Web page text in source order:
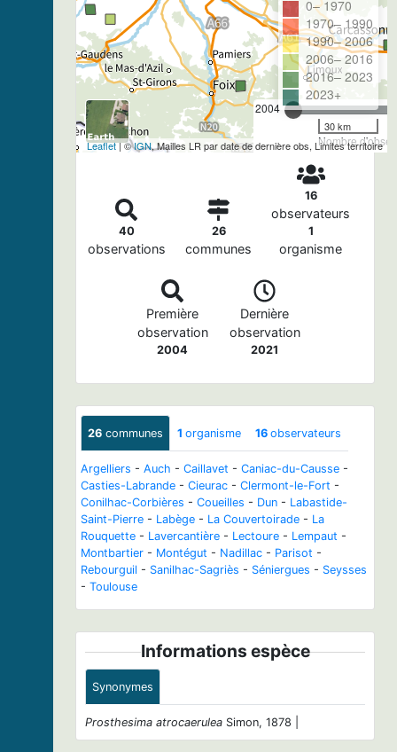
2004
Nombre
0– 1970
1970– 1990
1990– 2006
2006– 2016
2016– 2023
2023+
30 km
Leaflet| ©IGN, Mailles LR par date de dernière obs, Limites territoire
40
observations
26
communes
16
observateurs
1
organisme
Première
observation
2004
Dernière
observation
2021
26 communes 1 organisme 16 observateurs
Argelliers - Auch - Caillavet - Caniac-du-Causse -
Casties-Labrande - Cieurac - Clermont-le-Fort -
Conilhac-Corbières - Coueilles - Dun - Labastide-
Saint-Pierre - Labège - La Couvertoirade - La
Rouquette - Lavercantière - Lectoure - Lempaut -
Montbartier - Montégut - Nadillac - Parisot -
Rebourguil - Sanilhac-Sagriès - Séniergues - Seysses
- Toulouse
Informations espèce
Synonymes
Prosthesima atrocaerulea Simon, 1878 |